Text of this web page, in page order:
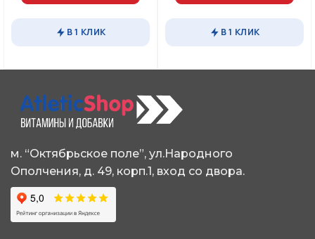
вариаций.
можно
выбрать
на
товара.
В 1 КЛИК
вариаций.
можно
выбрать
товара.
В 1 КЛИК
м. “Октябрьское поле”, ул.Народного
Ополчения, д. 49, корп.1, вход со двора.